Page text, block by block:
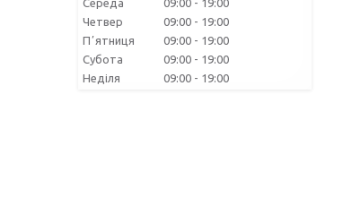
Четвер
09:00
19:00
Пʼятниця
09:00
19:00
Субота
09:00
19:00
Неділя
09:00 19:00